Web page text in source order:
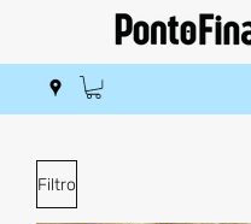
Filtro